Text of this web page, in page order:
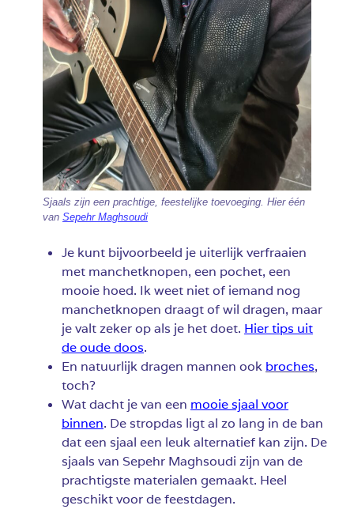
Sjaals zijn een prachtige, feestelijke toevoeging. Hier één
van Sepehr Maghsoudi
Je kunt bijvoorbeeld je uiterlijk verfraaien
met manchetknopen, een pochet, een
mooie hoed. Ik weet niet of iemand nog
manchetknopen draagt of wil dragen, maar
je valt zeker op als je het doet. Hier tips uit
de oude doos.
En natuurlijk dragen mannen ook broches,
toch?
Wat dacht je van een mooie sjaal voor
binnen. De stropdas ligt al zo lang in de ban
dat een sjaal een leuk alternatief kan zijn. De
sjaals van Sepehr Maghsoudi zijn van de
prachtigste materialen gemaakt. Heel
geschikt voor de feestdagen.